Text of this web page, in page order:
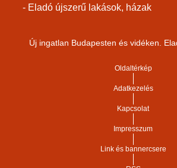
- Eladó újszerű lakások, házak
Új ingatlan Budapesten és vidéken.
Oldaltérkép
Adatkezelés
Kapcsolat
Impresszum
Link és bannercsere